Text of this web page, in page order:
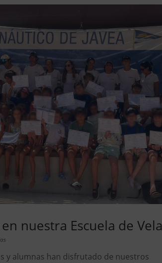
nuestra Escuela de Vela
y alumnas han disfrutado de nuestros